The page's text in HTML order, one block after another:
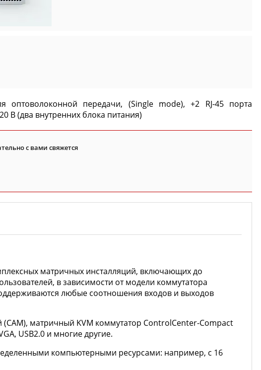
передачи, (Single mode), +2 RJ-45 порта
В (два внутренних блока питания)
с вами свяжется
матричных инсталляций, включающих до
в зависимости от модели коммутатора
любые соотношения входов и выходов
матричный KVM коммутатор ControlCenter-Compact
USB2.0 и многие другие.
компьютерными ресурсами: например, с 16